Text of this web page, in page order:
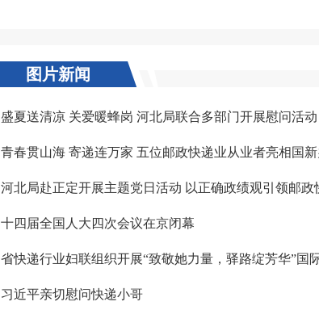
图片新闻
盛夏送清凉 关爱暖蜂岗 河北局联合多部门开展慰问活动
青春贯山海 寄递连万家 五位邮政快递业从业者亮相国
河北局赴正定开展主题党日活动 以正确政绩观引领邮政
十四届全国人大四次会议在京闭幕
省快递行业妇联组织开展“致敬她力量，驿路绽芳华”国
习近平亲切慰问快递小哥